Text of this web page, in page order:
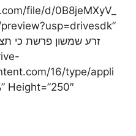
file/d/0B8jeMXyV_
16/type/appli
Height=”250″